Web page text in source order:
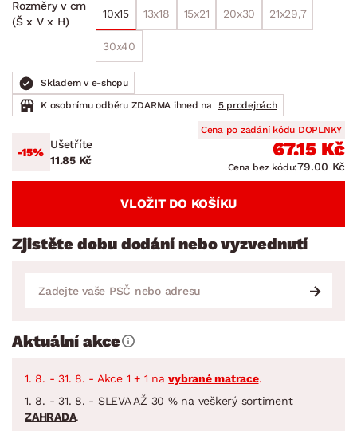
Rozměry v cm
(Š x V x H)
10x15 13x18 15x21 20x30 21x29,7
30x40
Skladem v e-shopu
K osobnímu odběru ZDARMA ihned na
5 prodejnách
-15%
Ušetříte
11.85 Kč
Cena po zadání kódu DOPLNKY
67.15 Kč
Cena bez kódu:79.00 Kč
VLOŽIT DO KOŠÍKU
Zjistěte dobu dodání nebo vyzvednutí
Aktuální akce
1. 8. - 31. 8. - Akce 1 + 1 navybrané matrace.
1. 8. - 31. 8. - SLEVA AŽ 30 % na veškerý sortiment
ZAHRADA.